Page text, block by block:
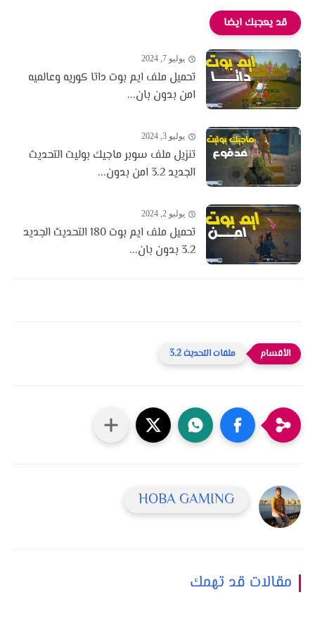
قد يعجبك ايضا
يوليو 7, 2024
تحميل ملف ايم بوت داتا كوريه وعالميه
امن بدون بان...
يوليو 3, 2024
تنزيل ملف سوبر ماجيك بوليت التحديث
الجديد 3.2 امن بدون...
يوليو 2, 2024
تحميل ملف ايم بوت 180 التحديث الجديد
3.2 بدون بان...
ملفات التحديث 3.2
HOBA GAMING
مقالات قد تهمك